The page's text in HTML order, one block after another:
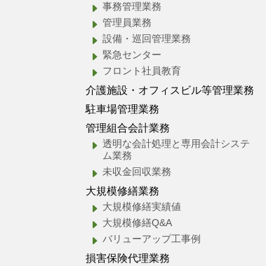
事務管理業務
管理員業務
設備・巡回管理業務
緊急センター
フロント社員教育
介護施設・オフィスビル等管理業務
駐車場管理業務
管理組合会計業務
透明な会計処理と専用会計システ
ム業務
未収金回収業務
大規模修繕業務
大規模修繕実績値
大規模修繕Q&A
バリューアップ工事例
損害保険代理業務